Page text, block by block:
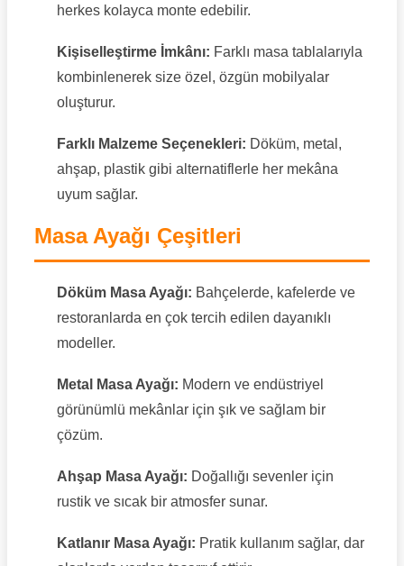
herkes kolayca monte edebilir.
Kişiselleştirme İmkânı: Farklı masa tablalarıyla
kombinlenerek size özel, özgün mobilyalar
oluşturur.
Farklı Malzeme Seçenekleri: Döküm, metal,
ahşap, plastik gibi alternatiflerle her mekâna
uyum sağlar.
Masa Ayağı Çeşitleri
Döküm Masa Ayağı: Bahçelerde, kafelerde ve
restoranlarda en çok tercih edilen dayanıklı
modeller.
Metal Masa Ayağı: Modern ve endüstriyel
görünümlü mekânlar için şık ve sağlam bir
çözüm.
Ahşap Masa Ayağı: Doğallığı sevenler için
rustik ve sıcak bir atmosfer sunar.
Katlanır Masa Ayağı: Pratik kullanım sağlar, dar